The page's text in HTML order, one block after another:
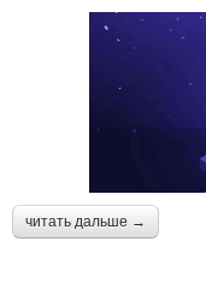
читать дальше →